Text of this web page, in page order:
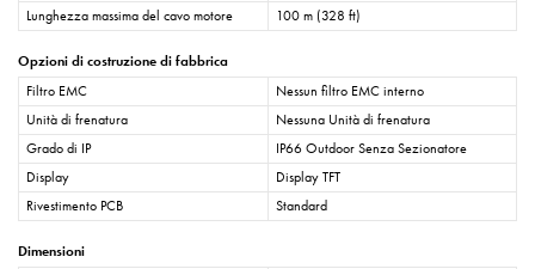
Lunghezza massima del cavo motore
100 m (328 ft)
Opzioni di costruzione di fabbrica
Filtro EMC
Nessun filtro EMC interno
Unità di frenatura
Nessuna Unità di frenatura
Grado di IP
IP66 Outdoor Senza Sezionatore
Display
Display TFT
Rivestimento PCB
Standard
Dimensioni